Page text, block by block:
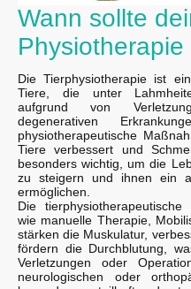
Wann sollte
Die Tierphysiotherapie ist
Tiere, die unter
aufgrund von
degenerativen
physiotherapeutische
Tiere verbessert und
besonders wichtig, um die
zu steigern und ihnen ein
ermöglichen.
Die tierphysiotherapeutische
wie manuelle Therapie,
stärken die Muskulatur,
fördern die Durchblutung,
Verletzungen oder
neurologischen oder